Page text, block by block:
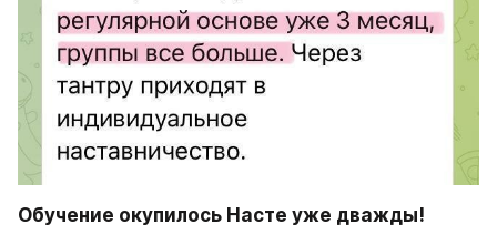
Обучение окупилось Насте уже дважды!